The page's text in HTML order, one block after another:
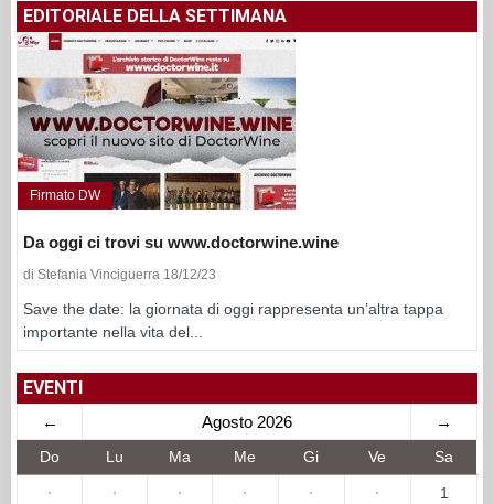
EDITORIALE DELLA SETTIMANA
Firmato DW
Da oggi ci trovi su www.doctorwine.wine
di Stefania Vinciguerra 18/12/23
Save the date: la giornata di oggi rappresenta un’altra tappa
importante nella vita del...
EVENTI
← Agosto 2026 →
Do Lu Ma Me Gi Ve Sa
· · · · · · 1